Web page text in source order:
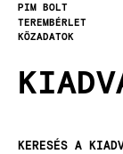
PIM BOLT
TEREMBÉRLET
KÖZADATOK
KERESÉS A